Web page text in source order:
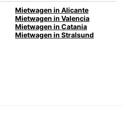
Mietwagen in Alicante
Mietwagen in Valencia
Mietwagen in Catania
Mietwagen in Stralsund